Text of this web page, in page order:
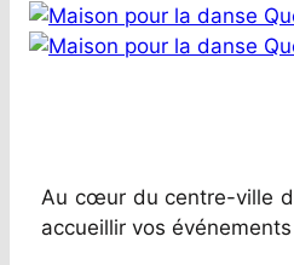
Au cœur du centre-ville
accueillir vos